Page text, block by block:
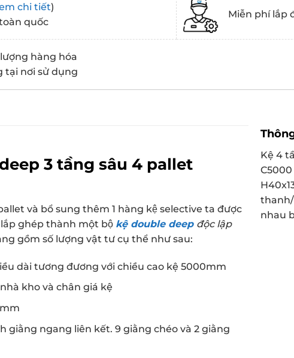
chi tiết)
quốc
Miễn phí lắp
hàng hóa
tại nơi sử dụng
3 tầng sâu 4 pallet
và bổ sung thêm 1 hàng kệ selective ta được
ghép thành một bộ kệ double deep độc lập
gồm số lượng vật tư cụ thể như sau:
dài tương đương với chiều cao kệ 5000mm
kho và chân giá kệ
giằng ngang liên kết. 9 giằng chéo và 2 giằng
Kệ 4
thanh/
nhau